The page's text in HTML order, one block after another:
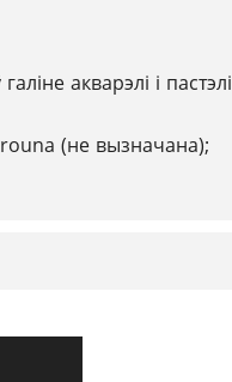
акварэлі і пастэлі
(не вызначана);